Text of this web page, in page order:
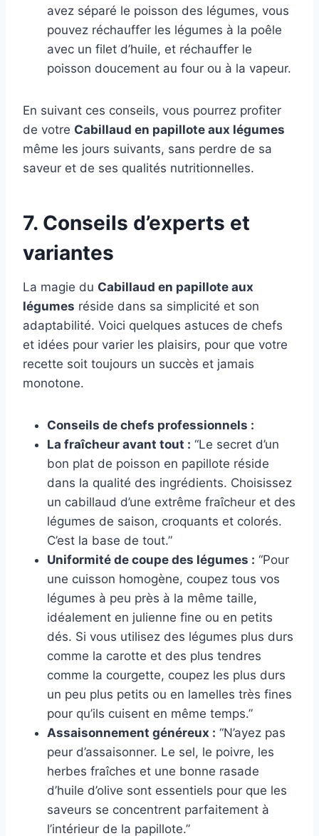
avez séparé le poisson des légumes, vous
pouvez réchauffer les légumes à la poêle
avec un filet d’huile, et réchauffer le
poisson doucement au four ou à la vapeur.
En suivant ces conseils, vous pourrez profiter
de votre Cabillaud en papillote aux légumes
même les jours suivants, sans perdre de sa
saveur et de ses qualités nutritionnelles.
7. Conseils d’experts et
variantes
La magie du Cabillaud en papillote aux
légumes réside dans sa simplicité et son
adaptabilité. Voici quelques astuces de chefs
et idées pour varier les plaisirs, pour que votre
recette soit toujours un succès et jamais
monotone.
Conseils de chefs professionnels :
La fraîcheur avant tout : “Le secret d’un
bon plat de poisson en papillote réside
dans la qualité des ingrédients. Choisissez
un cabillaud d’une extrême fraîcheur et des
légumes de saison, croquants et colorés.
C’est la base de tout.”
Uniformité de coupe des légumes : “Pour
une cuisson homogène, coupez tous vos
légumes à peu près à la même taille,
idéalement en julienne fine ou en petits
dés. Si vous utilisez des légumes plus durs
comme la carotte et des plus tendres
comme la courgette, coupez les plus durs
un peu plus petits ou en lamelles très fines
pour qu’ils cuisent en même temps.”
Assaisonnement généreux : “N’ayez pas
peur d’assaisonner. Le sel, le poivre, les
herbes fraîches et une bonne rasade
d’huile d’olive sont essentiels pour que les
saveurs se concentrent parfaitement à
l’intérieur de la papillote.”